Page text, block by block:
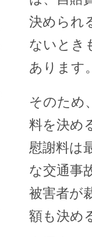
決められ
ないとき
あります
そのため
料を決め
慰謝料は
な交通事
被害者が
額も決め